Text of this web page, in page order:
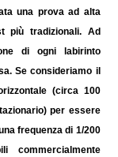
una prova ad alta
più tradizionali. Ad
di ogni labirinto
Se consideriamo il
(circa 100
per essere
frequenza di 1/200
commercialmente